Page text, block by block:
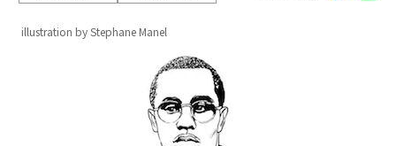
illustration by Stephane Manel